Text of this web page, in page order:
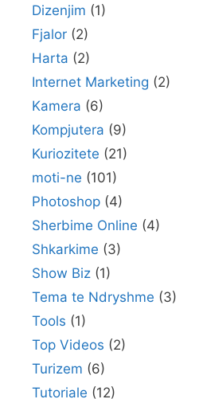
Dizenjim (1)
Fjalor (2)
Harta (2)
Internet Marketing (2)
Kamera (6)
Kompjutera (9)
Kuriozitete (21)
moti-ne (101)
Photoshop (4)
Sherbime Online (4)
Shkarkime (3)
Show Biz (1)
Tema te Ndryshme (3)
Tools (1)
Top Videos (2)
Turizem (6)
Tutoriale (12)